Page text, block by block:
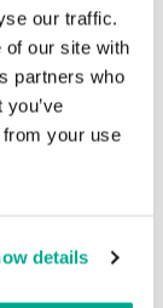
our traffic.
of our site with
partners who
your use
details
*